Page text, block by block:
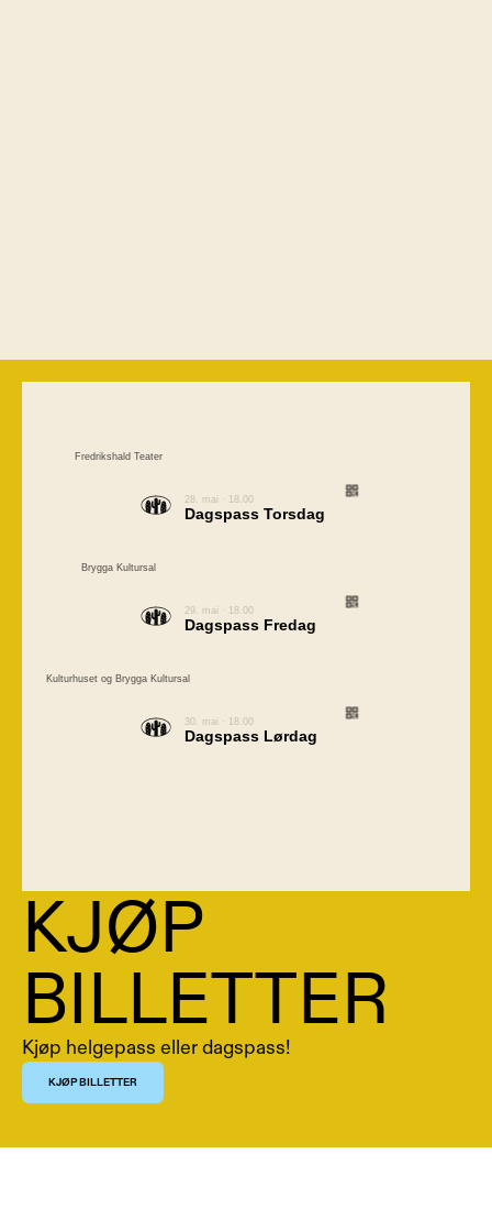
KJØP
BILLETTER
Kjøp helgepass eller dagspass!
KJØP BILLETTER
Fredrikshald Teater
28. mai · 18.00
Dagspass Torsdag
Brygga Kultursal
29. mai · 18.00
Dagspass Fredag
Kulturhuset og Brygga Kultursal
30. mai · 18.00
Dagspass Lørdag